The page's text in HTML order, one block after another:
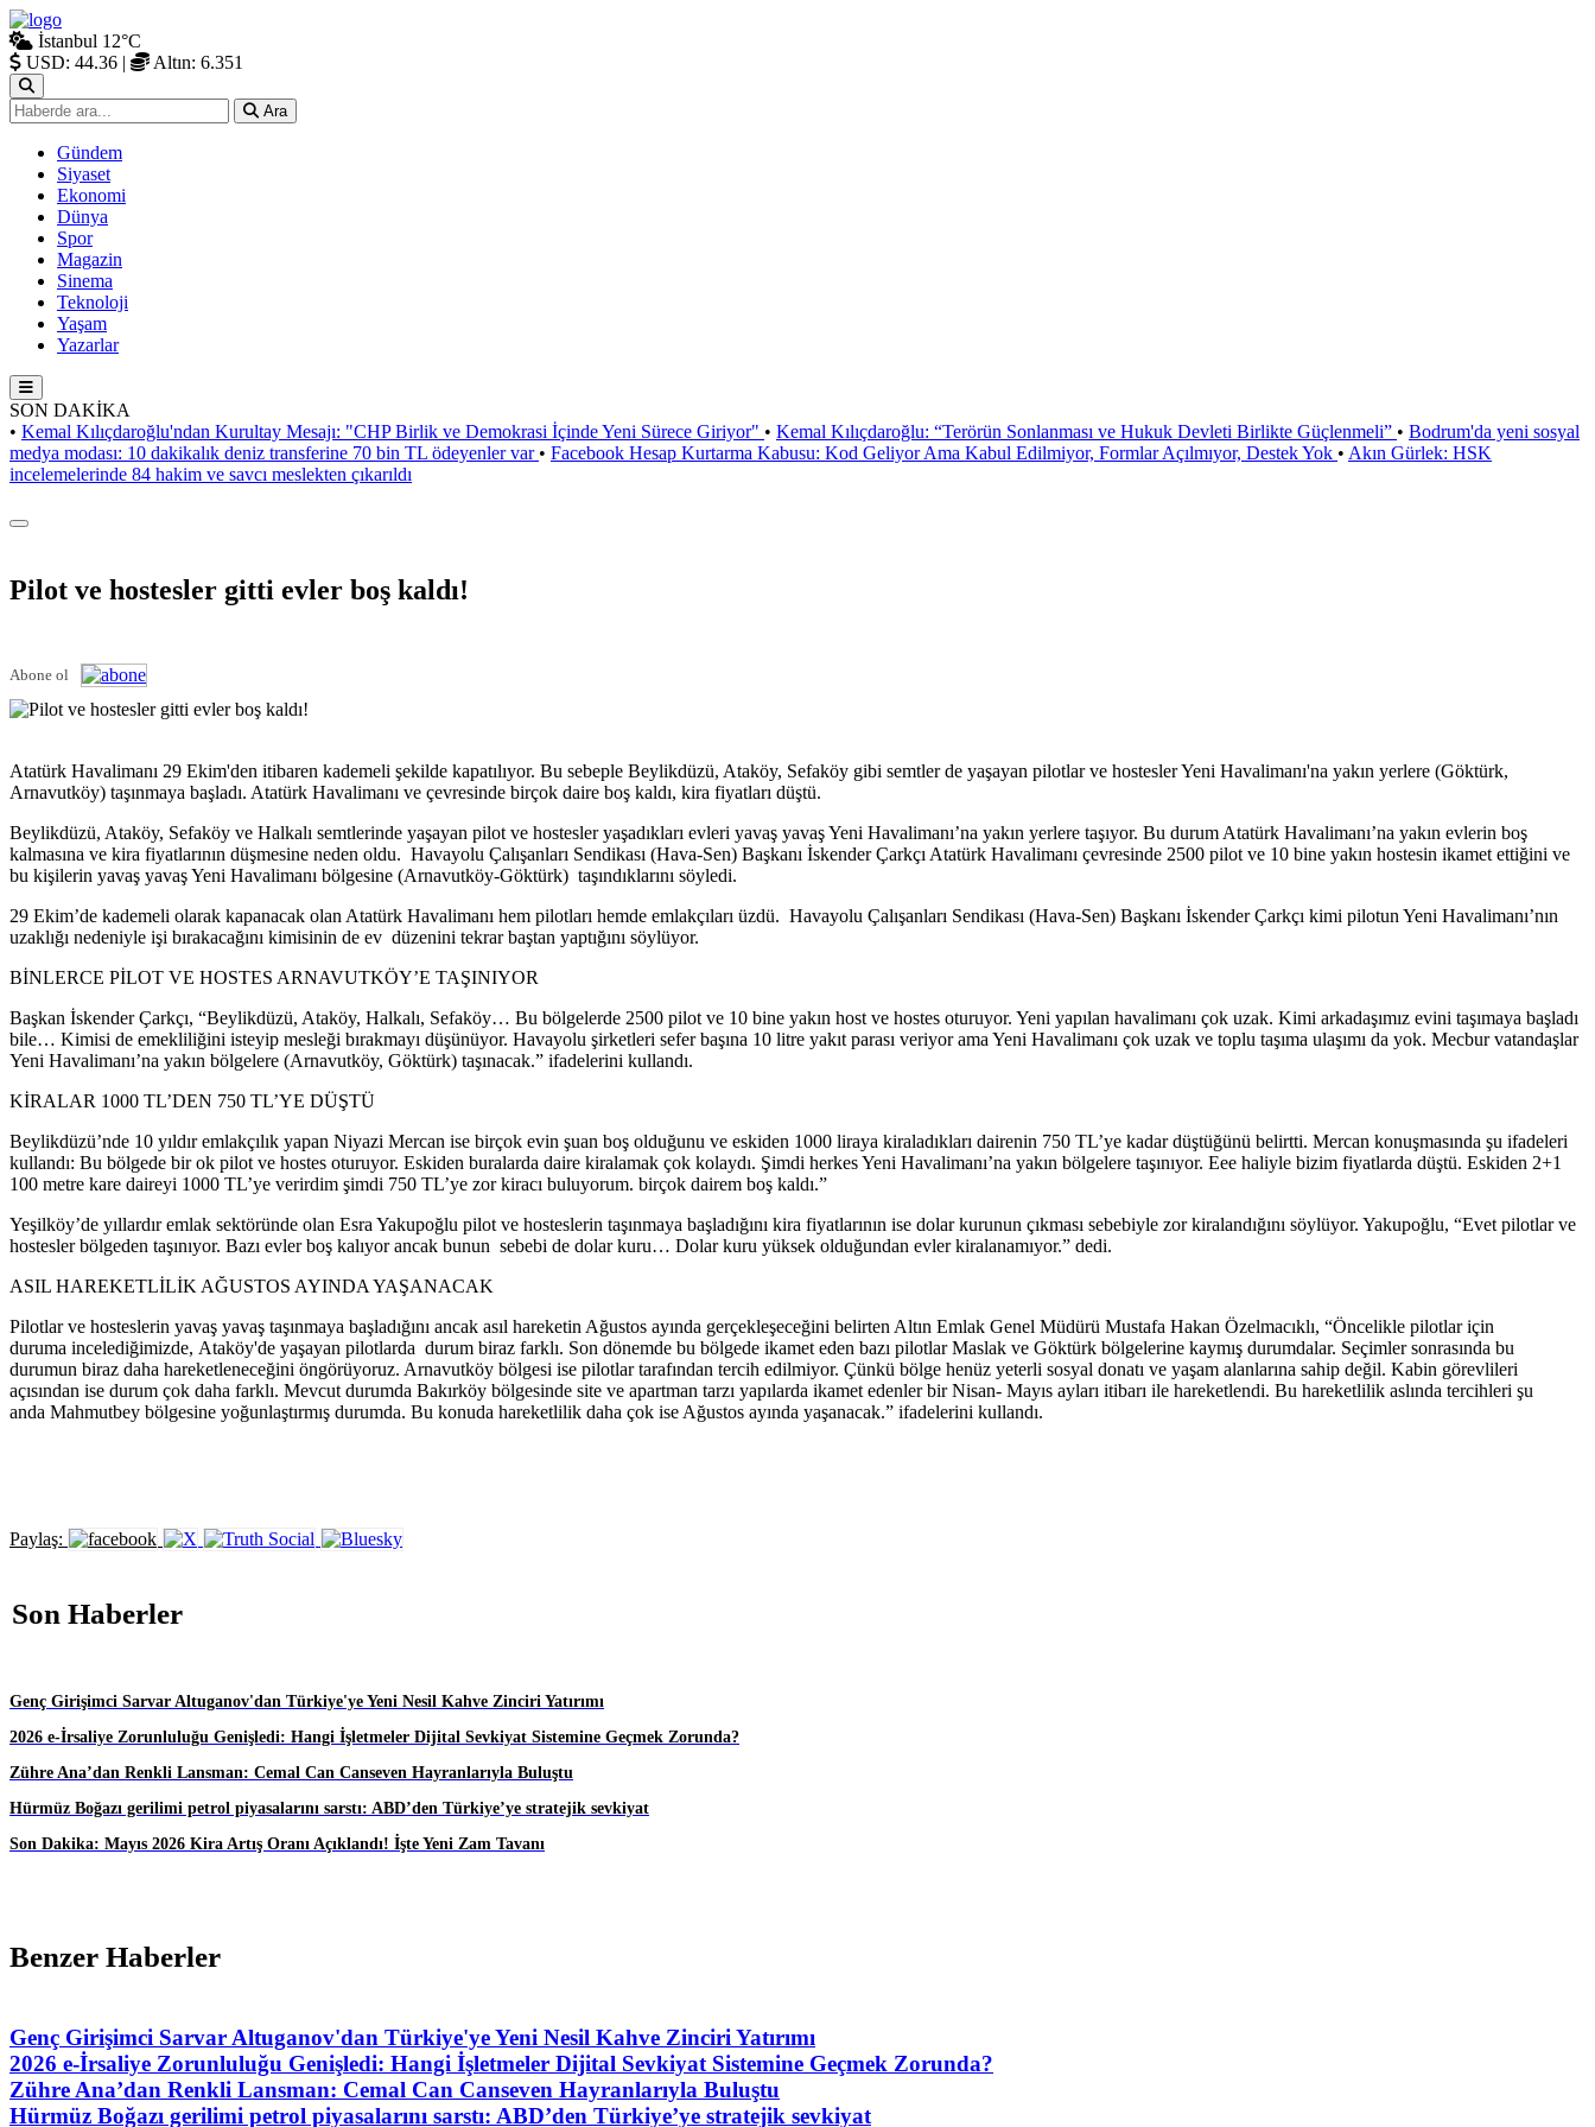
İstanbul 12°C
USD: 44.36 | Altın: 6.351
Ara
Gündem
Siyaset
Ekonomi
Dünya
Spor
Magazin
Sinema
Teknoloji
Yaşam
Yazarlar
SON DAKİKA
• Kemal Kılıçdaroğlu'ndan Kurultay Mesajı: "CHP Birlik ve Demokrasi İçinde Yeni Sürece Giriyor" • Kemal Kılıçdaroğlu: “Terörün Sonlanması ve Hukuk Devleti Birlikte Güçlenmeli” • Bodrum'da yeni sosyal
medya modası: 10 dakikalık deniz transferine 70 bin TL ödeyenler var • Facebook Hesap Kurtarma Kabusu: Kod Geliyor Ama Kabul Edilmiyor, Formlar Açılmıyor, Destek Yok • Akın Gürlek: HSK
incelemelerinde 84 hakim ve savcı meslekten çıkarıldı
Pilot ve hostesler gitti evler boş kaldı!
Abone ol
Atatürk Havalimanı 29 Ekim'den itibaren kademeli şekilde kapatılıyor. Bu sebeple Beylikdüzü, Ataköy, Sefaköy gibi semtler de yaşayan pilotlar ve hostesler Yeni Havalimanı'na yakın yerlere (Göktürk,
Arnavutköy) taşınmaya başladı. Atatürk Havalimanı ve çevresinde birçok daire boş kaldı, kira fiyatları düştü.
Beylikdüzü, Ataköy, Sefaköy ve Halkalı semtlerinde yaşayan pilot ve hostesler yaşadıkları evleri yavaş yavaş Yeni Havalimanı’na yakın yerlere taşıyor. Bu durum Atatürk Havalimanı’na yakın evlerin boş
kalmasına ve kira fiyatlarının düşmesine neden oldu. Havayolu Çalışanları Sendikası (Hava-Sen) Başkanı İskender Çarkçı Atatürk Havalimanı çevresinde 2500 pilot ve 10 bine yakın hostesin ikamet ettiğini ve
bu kişilerin yavaş yavaş Yeni Havalimanı bölgesine (Arnavutköy-Göktürk) taşındıklarını söyledi.
29 Ekim’de kademeli olarak kapanacak olan Atatürk Havalimanı hem pilotları hemde emlakçıları üzdü. Havayolu Çalışanları Sendikası (Hava-Sen) Başkanı İskender Çarkçı kimi pilotun Yeni Havalimanı’nın
uzaklığı nedeniyle işi bırakacağını kimisinin de ev düzenini tekrar baştan yaptığını söylüyor.
BİNLERCE PİLOT VE HOSTES ARNAVUTKÖY’E TAŞINIYOR
Başkan İskender Çarkçı, “Beylikdüzü, Ataköy, Halkalı, Sefaköy… Bu bölgelerde 2500 pilot ve 10 bine yakın host ve hostes oturuyor. Yeni yapılan havalimanı çok uzak. Kimi arkadaşımız evini taşımaya başladı
bile… Kimisi de emekliliğini isteyip mesleği bırakmayı düşünüyor. Havayolu şirketleri sefer başına 10 litre yakıt parası veriyor ama Yeni Havalimanı çok uzak ve toplu taşıma ulaşımı da yok. Mecbur vatandaşlar
Yeni Havalimanı’na yakın bölgelere (Arnavutköy, Göktürk) taşınacak.” ifadelerini kullandı.
KİRALAR 1000 TL’DEN 750 TL’YE DÜŞTÜ
Beylikdüzü’nde 10 yıldır emlakçılık yapan Niyazi Mercan ise birçok evin şuan boş olduğunu ve eskiden 1000 liraya kiraladıkları dairenin 750 TL’ye kadar düştüğünü belirtti. Mercan konuşmasında şu ifadeleri
kullandı: Bu bölgede bir ok pilot ve hostes oturuyor. Eskiden buralarda daire kiralamak çok kolaydı. Şimdi herkes Yeni Havalimanı’na yakın bölgelere taşınıyor. Eee haliyle bizim fiyatlarda düştü. Eskiden 2+1
100 metre kare daireyi 1000 TL’ye verirdim şimdi 750 TL’ye zor kiracı buluyorum. birçok dairem boş kaldı.”
Yeşilköy’de yıllardır emlak sektöründe olan Esra Yakupoğlu pilot ve hosteslerin taşınmaya başladığını kira fiyatlarının ise dolar kurunun çıkması sebebiyle zor kiralandığını söylüyor. Yakupoğlu, “Evet pilotlar ve
hostesler bölgeden taşınıyor. Bazı evler boş kalıyor ancak bunun sebebi de dolar kuru… Dolar kuru yüksek olduğundan evler kiralanamıyor.” dedi.
ASIL HAREKETLİLİK AĞUSTOS AYINDA YAŞANACAK
Pilotlar ve hosteslerin yavaş yavaş taşınmaya başladığını ancak asıl hareketin Ağustos ayında gerçekleşeceğini belirten Altın Emlak Genel Müdürü Mustafa Hakan Özelmacıklı, “Öncelikle pilotlar için
duruma incelediğimizde, Ataköy'de yaşayan pilotlarda durum biraz farklı. Son dönemde bu bölgede ikamet eden bazı pilotlar Maslak ve Göktürk bölgelerine kaymış durumdalar. Seçimler sonrasında bu
durumun biraz daha hareketleneceğini öngörüyoruz. Arnavutköy bölgesi ise pilotlar tarafından tercih edilmiyor. Çünkü bölge henüz yeterli sosyal donatı ve yaşam alanlarına sahip değil. Kabin görevlileri
açısından ise durum çok daha farklı. Mevcut durumda Bakırköy bölgesinde site ve apartman tarzı yapılarda ikamet edenler bir Nisan- Mayıs ayları itibarı ile hareketlendi. Bu hareketlilik aslında tercihleri şu
anda Mahmutbey bölgesine yoğunlaştırmış durumda. Bu konuda hareketlilik daha çok ise Ağustos ayında yaşanacak.” ifadelerini kullandı.
Paylaş:
Son Haberler
Genç Girişimci Sarvar Altuganov'dan Türkiye'ye Yeni Nesil Kahve Zinciri Yatırımı
2026 e-İrsaliye Zorunluluğu Genişledi: Hangi İşletmeler Dijital Sevkiyat Sistemine Geçmek Zorunda?
Zühre Ana’dan Renkli Lansman: Cemal Can Canseven Hayranlarıyla Buluştu
Hürmüz Boğazı gerilimi petrol piyasalarını sarstı: ABD’den Türkiye’ye stratejik sevkiyat
Son Dakika: Mayıs 2026 Kira Artış Oranı Açıklandı! İşte Yeni Zam Tavanı
Benzer Haberler
Genç Girişimci Sarvar Altuganov'dan Türkiye'ye Yeni Nesil Kahve Zinciri Yatırımı
2026 e-İrsaliye Zorunluluğu Genişledi: Hangi İşletmeler Dijital Sevkiyat Sistemine Geçmek Zorunda?
Zühre Ana’dan Renkli Lansman: Cemal Can Canseven Hayranlarıyla Buluştu
Hürmüz Boğazı gerilimi petrol piyasalarını sarstı: ABD’den Türkiye’ye stratejik sevkiyat